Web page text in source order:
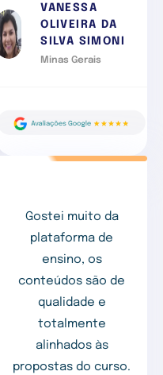
VANESSA
OLIVEIRA DA
SILVA SIMONI
Minas Gerais
Gostei muito da
plataforma de
ensino, os
conteúdos são de
qualidade e
totalmente
alinhados às
propostas do curso.